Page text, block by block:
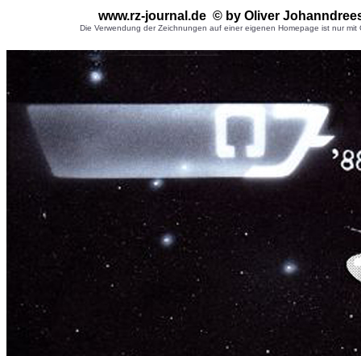
www.rz-journal.de © by Oliver
Die Verwendung der Zeichnungen auf einer eigenen Homepage ist nur